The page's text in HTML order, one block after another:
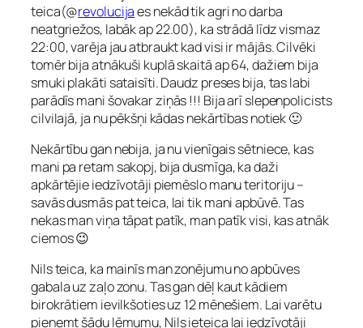
teica(@revolucijaes nekād tik agri no darba
neatgriežos, labāk ap 22.00), ka strādā līdz vismaz
22:00, varēja jau atbraukt kad visi ir mājās. Cilvēki
tomēr bija atnākuši kuplā skaitā ap 64, dažiem bija
smuki plakāti sataisīti. Daudz preses bija, tas labi
parādīs mani šovakar ziņās !!! Bija arī slepenpolicists
cilvilajā, ja nu pēkšņi kādas nekārtības notiek 🙂
Nekārtību gan nebija, ja nu vienīgais sētniece, kas
mani pa retam sakopj, bija dusmīga, ka daži
apkārtējie iedzīvotāji piemēslo manu teritoriju –
savās dusmās pat teica, lai tik mani apbūvē. Tas
nekas man viņa tāpat patīk, man patīk visi, kas atnāk
ciemos 😉
Nils teica, ka mainīs man zonējumu no apbūves
gabala uz zaļo zonu. Tas gan dēļ kaut kādiem
birokrātiem ievilkšoties uz 12 mēnešiem. Lai varētu
pieņemt šādu lēmumu, Nils ieteica lai iedzīvotāji